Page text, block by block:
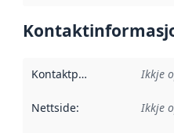
Kontaktpunkt Ikkje
Nettside: Ikkje